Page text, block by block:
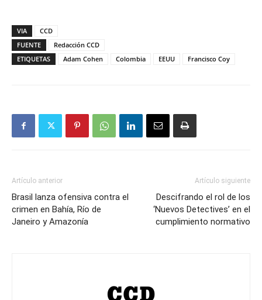
VIA
CCD
FUENTE
Redacción CCD
ETIQUETAS
Adam Cohen Colombia EEUU Francisco Coy
Artículo anterior
Brasil lanza ofensiva contra el
crimen en Bahía, Río de
Janeiro y Amazonía
Artículo siguiente
Descifrando el rol de los
‘Nuevos Detectives’ en el
cumplimiento normativo